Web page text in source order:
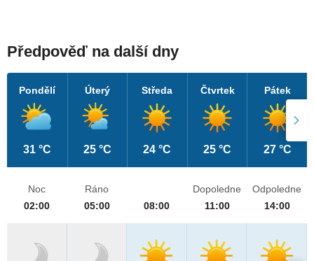
Předpověď na další dny
Pondělí
31 °C
Úterý
25 °C
Středa
24 °C
Čtvrtek
25 °C
Pátek
27 °C
Noc
02:00
Ráno
05:00
08:00
Dopoledne
11:00
Odpoledne
14:00